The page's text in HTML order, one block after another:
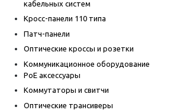
кабельных систем
Кросс-панели 110 типа
Патч-панели
Оптические кроссы и розетки
Коммуникационное оборудование
PoE аксессуары
Коммутаторы и свитчи
Оптические трансиверы